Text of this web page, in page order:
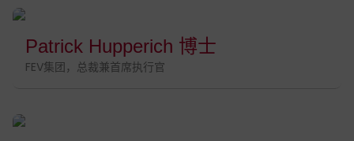
Patrick Hupperich 博士
FEV集团，总裁兼首席执行官